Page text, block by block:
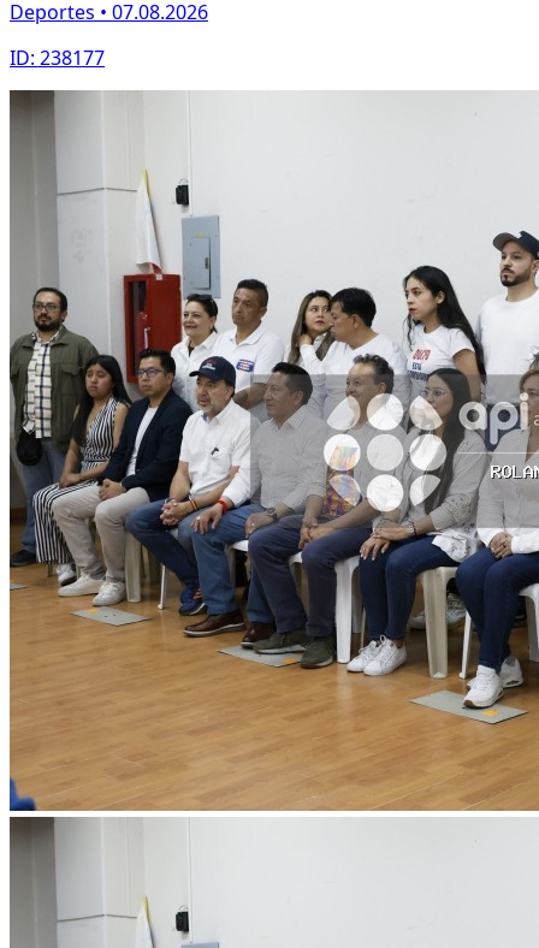
Deportes • 07.08.2026
ID: 238177